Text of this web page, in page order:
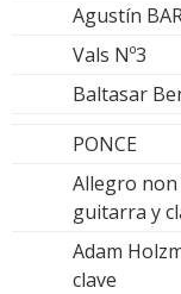
Agustín
Vals Nº3
Baltasar
PONCE
Allegro non
guitarra y
Adam
clave